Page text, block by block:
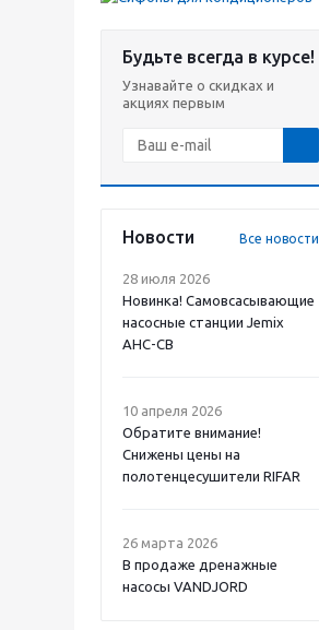
Будьте всегда в курсе!
Узнавайте о скидках и
акциях первым
Новости Все новости
28 июля 2026
Новинка! Самовсасывающие
насосные станции Jemix
АНС-СВ
10 апреля 2026
Обратите внимание!
Снижены цены на
полотенцесушители RIFAR
26 марта 2026
В продаже дренажные
насосы VANDJORD